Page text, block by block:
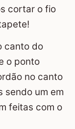
cortar o fio
canto do
o ponto
no canto
sendo um em
feitas com o